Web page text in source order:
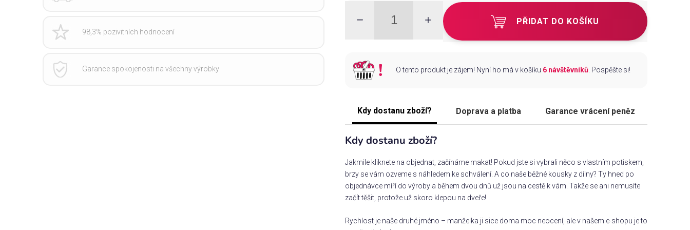
PŘIDAT DO KOŠÍKU
O tento produkt je zájem! Nyní ho má v košíku 6 návštěvníků. Pospěšte si!
Kdy dostanu zboží? Doprava a platba Garance vrácení peněz
Kdy dostanu zboží?
Jakmile kliknete na objednat, začínáme makat! Pokud jste si vybrali něco s vlastním potiskem,
brzy se vám ozveme s náhledem ke schválení. A co naše běžné kousky z dílny? Ty hned po
objednávce míří do výroby a během dvou dnů už jsou na cestě k vám. Takže se ani nemusíte
začít těšit, protože už skoro klepou na dveře!
Rychlost je naše druhé jméno – manželka ji sice doma moc neocení, ale v našem e-shopu je to
98,3% pozivitních hodnocení
Garance spokojenosti na všechny výrobky